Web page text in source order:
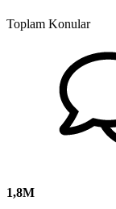
Toplam Konular
1,8M